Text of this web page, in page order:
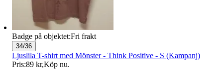
Badge på objektet:Fri frakt
34/36
Ljuslila T-shirt med Mönster - Think Positive - S (Kampanj)
Pris:89 kr,Köp nu.